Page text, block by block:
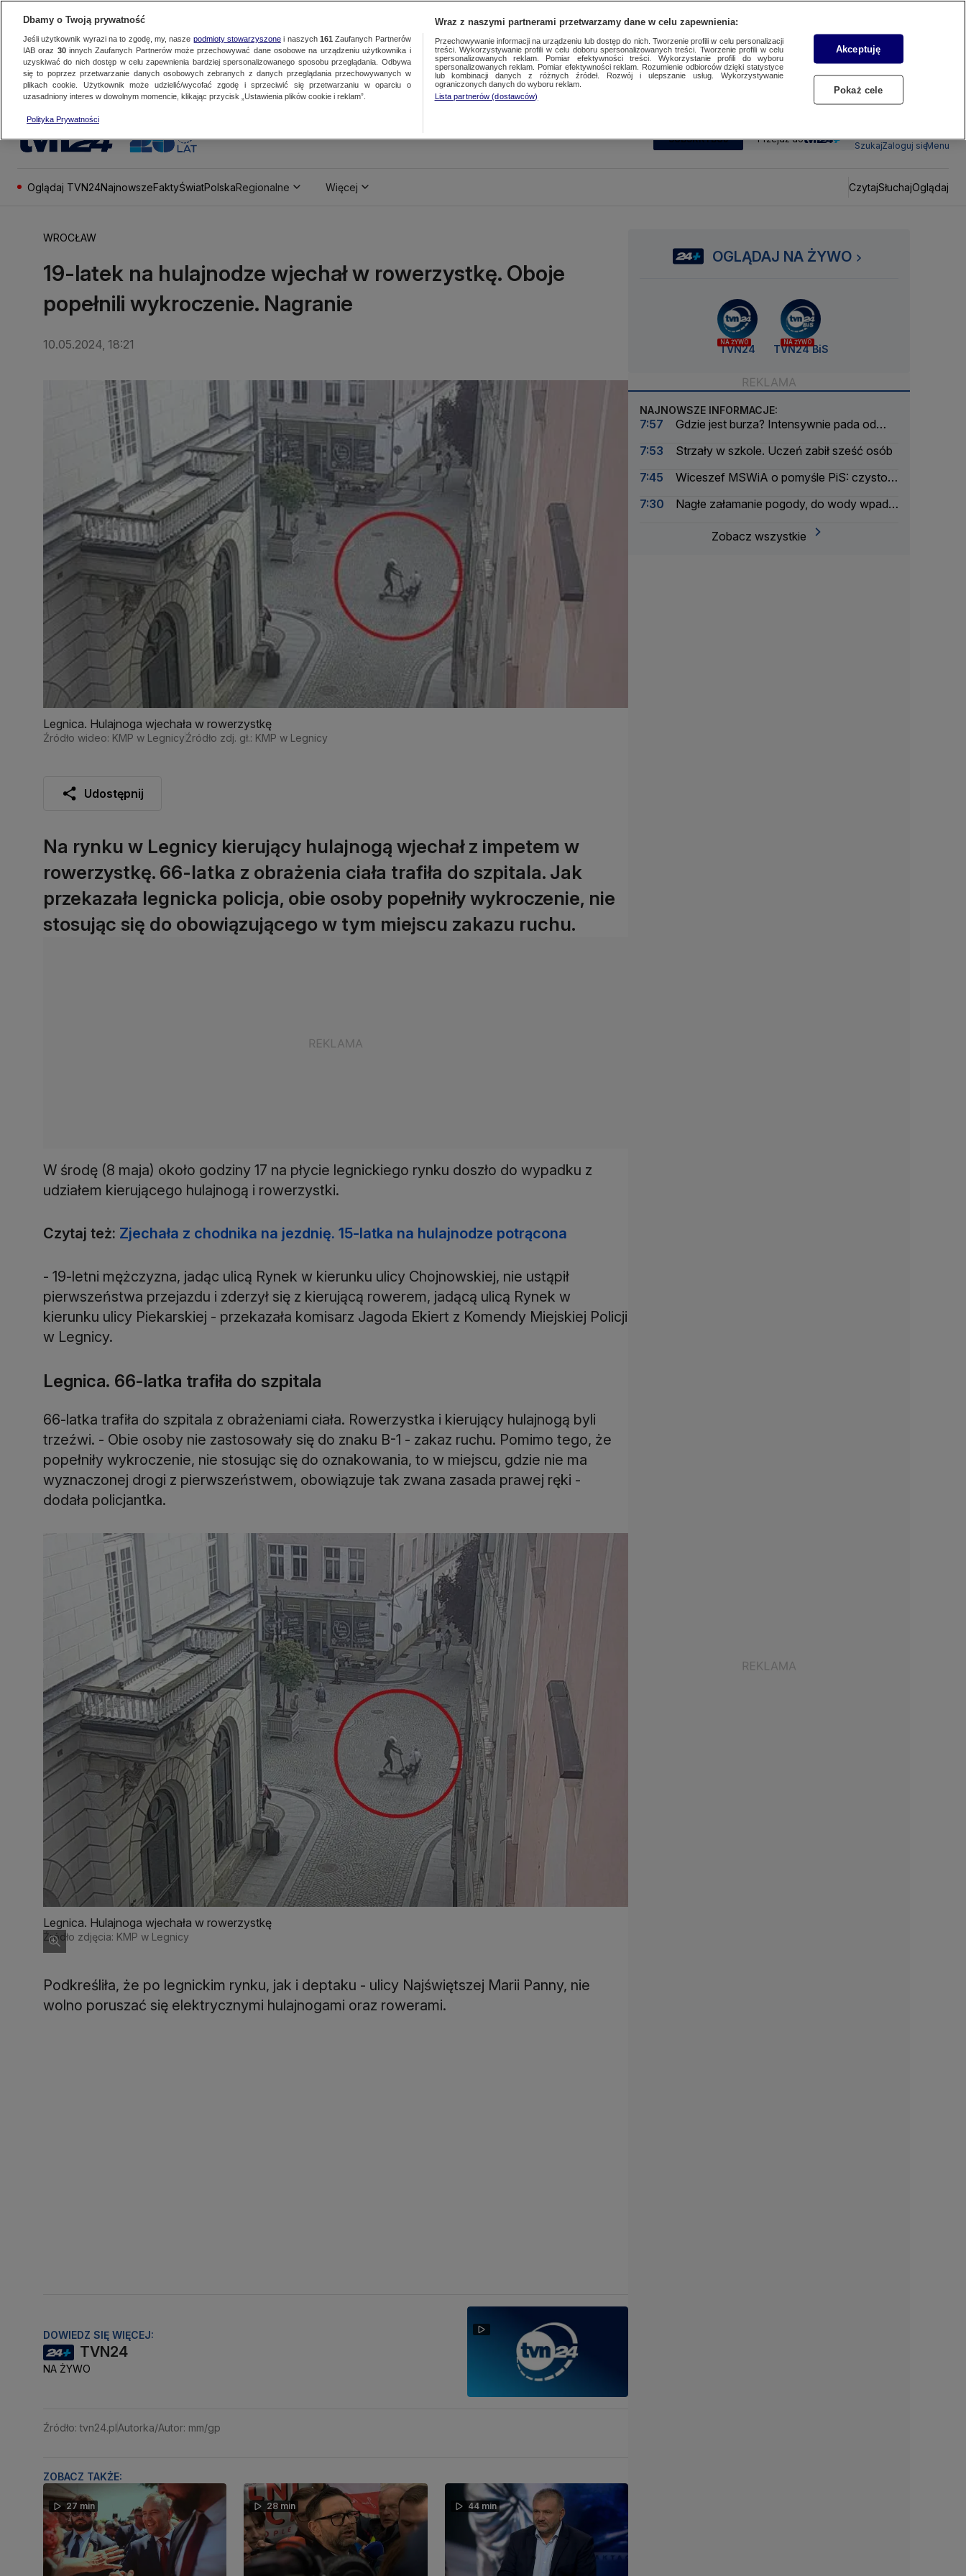
SUBSKRYBUJ Przejdź do
SzukajZaloguj sięMenu
Oglądaj TVN24NajnowszeFaktyŚwiatPolskaRegionalne Więcej CzytajSłuchajOglądaj
WROCŁAW
19-latek na hulajnodze wjechał w rowerzystkę. Oboje
popełnili wykroczenie. Nagranie
10.05.2024, 18:21
Legnica. Hulajnoga wjechała w rowerzystkę
Źródło wideo: KMP w LegnicyŹródło zdj. gł.: KMP w Legnicy
Udostępnij
Na rynku w Legnicy kierujący hulajnogą wjechał z impetem w
rowerzystkę. 66-latka z obrażenia ciała trafiła do szpitala. Jak
przekazała legnicka policja, obie osoby popełniły wykroczenie, nie
stosując się do obowiązującego w tym miejscu zakazu ruchu.
W środę (8 maja) około godziny 17 na płycie legnickiego rynku doszło do wypadku z
udziałem kierującego hulajnogą i rowerzystki.
Czytaj też: Zjechała z chodnika na jezdnię. 15-latka na hulajnodze potrącona
- 19-letni mężczyzna, jadąc ulicą Rynek w kierunku ulicy Chojnowskiej, nie ustąpił
pierwszeństwa przejazdu i zderzył się z kierującą rowerem, jadącą ulicą Rynek w
kierunku ulicy Piekarskiej - przekazała komisarz Jagoda Ekiert z Komendy Miejskiej Policji
w Legnicy.
Legnica. 66-latka trafiła do szpitala
66-latka trafiła do szpitala z obrażeniami ciała. Rowerzystka i kierujący hulajnogą byli
trzeźwi. - Obie osoby nie zastosowały się do znaku B-1 - zakaz ruchu. Pomimo tego, że
popełniły wykroczenie, nie stosując się do oznakowania, to w miejscu, gdzie nie ma
wyznaczonej drogi z pierwszeństwem, obowiązuje tak zwana zasada prawej ręki -
dodała policjantka.
Legnica. Hulajnoga wjechała w rowerzystkę
Źródło zdjęcia: KMP w Legnicy
Podkreśliła, że po legnickim rynku, jak i deptaku - ulicy Najświętszej Marii Panny, nie
wolno poruszać się elektrycznymi hulajnogami oraz rowerami.
DOWIEDZ SIĘ WIĘCEJ:
TVN24
NA ŻYWO
Źródło: tvn24.plAutorka/Autor: mm/gp
ZOBACZ TAKŻE:
27 min 28 min 44 min
OGLĄDAJ NA ŻYWO
NA ŻYWO
TVN24
NA ŻYWO
TVN24 BiS
NAJNOWSZE INFORMACJE:
7:57
Gdzie jest burza? Intensywnie pada od
7:53
Strzały w szkole. Uczeń zabił sześć osób
7:45
Wiceszef MSWiA o pomyśle PiS: czysto
7:30
Nagłe załamanie pogody, do wody wpadło
Zobacz wszystkie
Dbamy o Twoją prywatność
Jeśli użytkownik wyrazi na to zgodę, my, nasze podmioty stowarzyszonei naszych 161 Zaufanych Partnerów
IAB oraz 30innych Zaufanych Partnerów może przechowywać dane osobowe na urządzeniu użytkownika i
uzyskiwać do nich dostęp w celu zapewnienia bardziej spersonalizowanego sposobu przeglądania. Odbywa
się to poprzez przetwarzanie danych osobowych zebranych z danych przeglądania przechowywanych w
plikach cookie. Użytkownik może udzielić/wycofać zgodę i sprzeciwić się przetwarzaniu w oparciu o
uzasadniony interes w dowolnym momencie, klikając przycisk „Ustawienia plików cookie i reklam”.
Polityka Prywatności
Wraz z naszymi partnerami przetwarzamy dane w celu zapewnienia:
Przechowywanie informacji na urządzeniu lub dostęp do nich. Tworzenie profili w celu personalizacji
treści. Wykorzystywanie profili w celu doboru spersonalizowanych treści. Tworzenie profili w celu
spersonalizowanych reklam. Pomiar efektywności treści. Wykorzystanie profili do wyboru
spersonalizowanych reklam. Pomiar efektywności reklam. Rozumienie odbiorców dzięki statystyce
lub kombinacji danych z różnych źródeł. Rozwój i ulepszanie usług. Wykorzystywanie
ograniczonych danych do wyboru reklam.
Lista partnerów (dostawców)
Akceptuję
Pokaż cele